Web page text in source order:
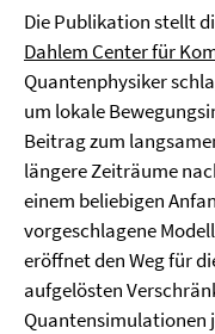
Die Publikation stellt
Dahlem Center für
Quantenphysiker
um lokale
Beitrag zum
längere Zeiträume
einem beliebigen
vorgeschlagene
eröffnet den Weg für
aufgelösten
Quantensimulationen